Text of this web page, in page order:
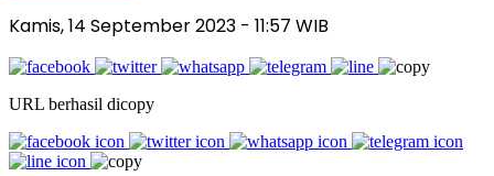
Kamis, 14 September 2023 - 11:57 WIB
URL berhasil dicopy